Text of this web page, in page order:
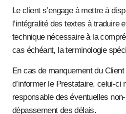
Le client s’engage à mettre à
l’intégralité des textes à traduire
technique nécessaire à la
cas échéant, la terminologie
En cas de manquement du
d’informer le Prestataire, celui-ci
responsable des éventuelles
dépassement des délais.